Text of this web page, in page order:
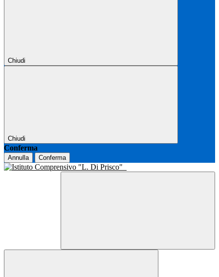
Chiudi
Chiudi
Conferma
Annulla Conferma